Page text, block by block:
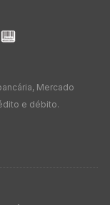
Mercado
e débito.